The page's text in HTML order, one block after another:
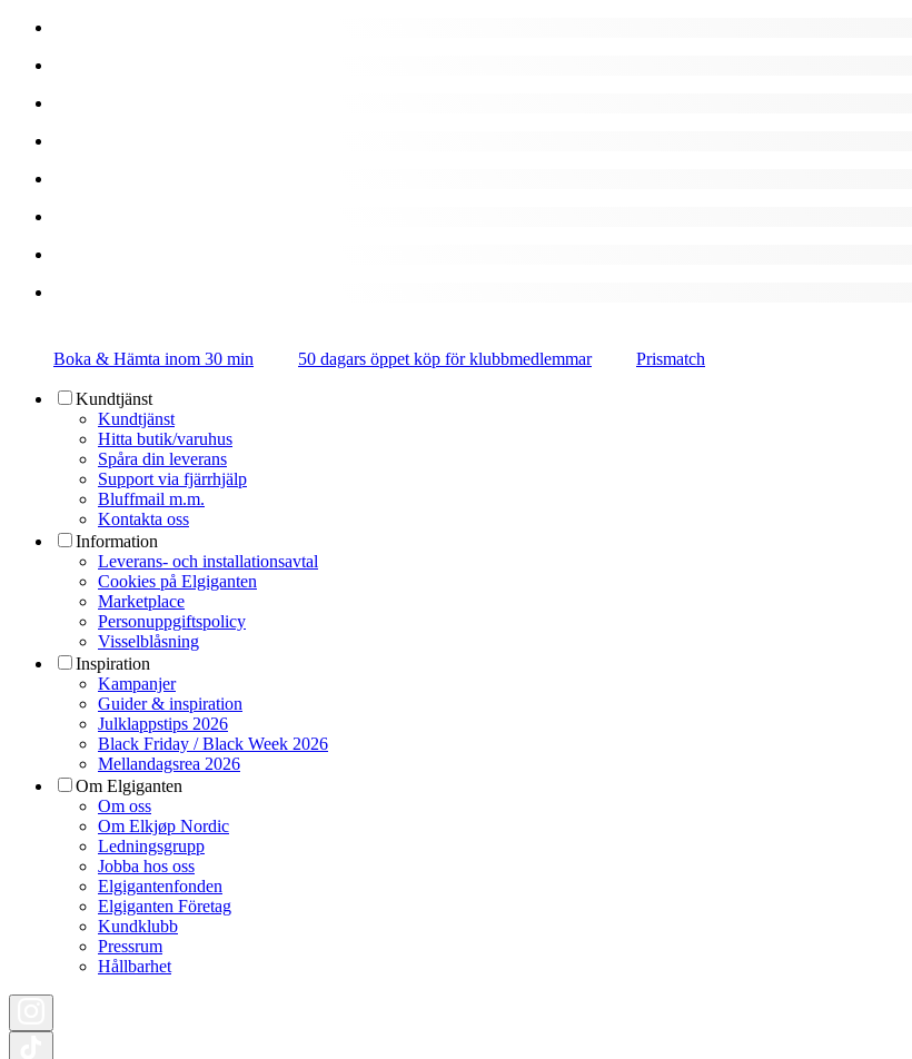
Boka & Hämta inom 30 min 50 dagars öppet köp för klubbmedlemmar Prismatch
Kundtjänst
Kundtjänst
Hitta butik/varuhus
Spåra din leverans
Support via fjärrhjälp
Bluffmail m.m.
Kontakta oss
Information
Leverans- och installationsavtal
Cookies på Elgiganten
Marketplace
Personuppgiftspolicy
Visselblåsning
Inspiration
Kampanjer
Guider & inspiration
Julklappstips 2026
Black Friday / Black Week 2026
Mellandagsrea 2026
Om Elgiganten
Om oss
Om Elkjøp Nordic
Ledningsgrupp
Jobba hos oss
Elgigantenfonden
Elgiganten Företag
Kundklubb
Pressrum
Hållbarhet